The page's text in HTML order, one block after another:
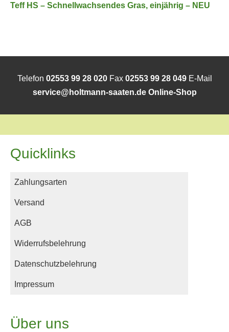
Teff HS – Schnellwachsendes Gras, einjährig – NEU
Telefon 02553 99 28 020Fax 02553 99 28 049E-Mail
service@holtmann-saaten.de Online-Shop
Quicklinks
Zahlungsarten
Versand
AGB
Widerrufsbelehrung
Datenschutzbelehrung
Impressum
Über uns